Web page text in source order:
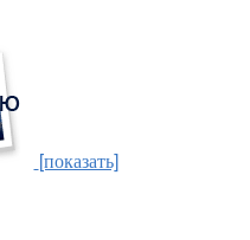
[показать]